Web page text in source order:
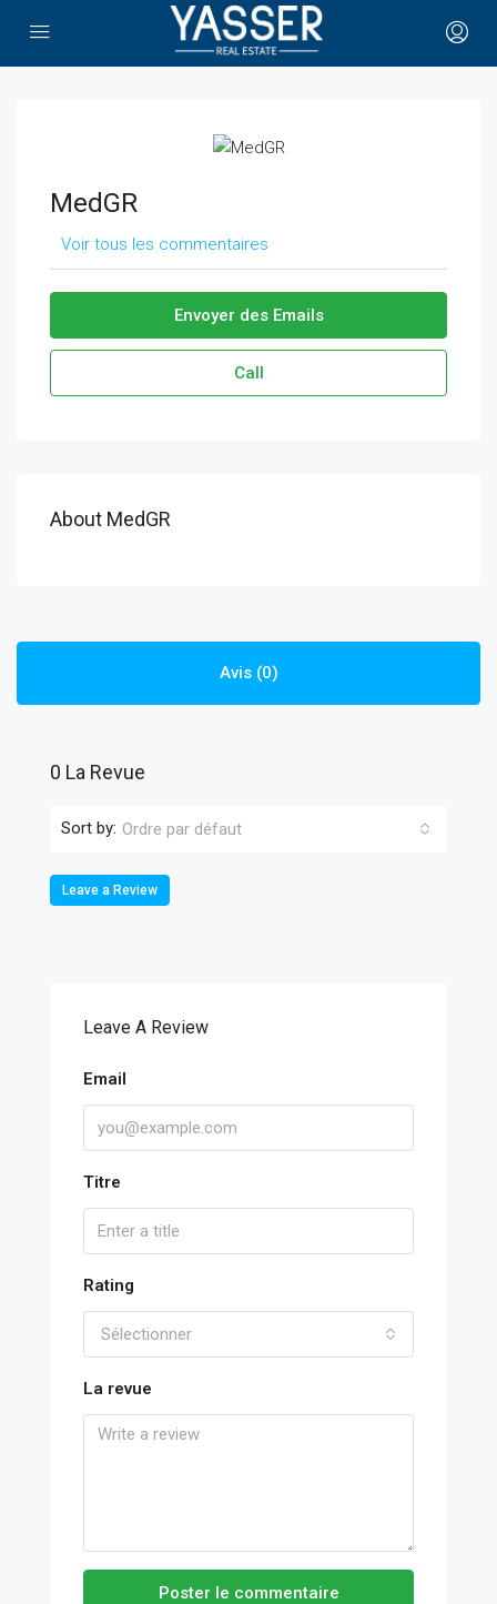
MedGR
Voir tous les commentaires
Envoyer des Emails
Call
About MedGR
Avis (0)
0 La Revue
Sort by: Ordre par défaut
Leave a Review
Leave A Review
Email
Titre
Rating
Sélectionner
La revue
Poster le commentaire